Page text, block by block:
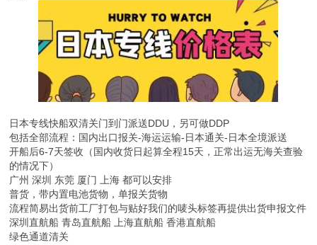
日本专线快船双清关门到门派送DDU，另可做DDP
包括全部流程：国内出口报关-海运运输-日本通关-日本全境派送
开船后6-7天签收（国内收货日起算全程15天，正常出运无海关查验
的情况下）
广州 深圳 东莞 厦门 上海 都可以安排
普货，带内置电池货物，单报关货物
流程简易出货前工厂打包与贴好我们的唛头标签再提供出货申报文件
深圳直航船 青岛直航船 上海直航船 香港直航船
绿色通道清关